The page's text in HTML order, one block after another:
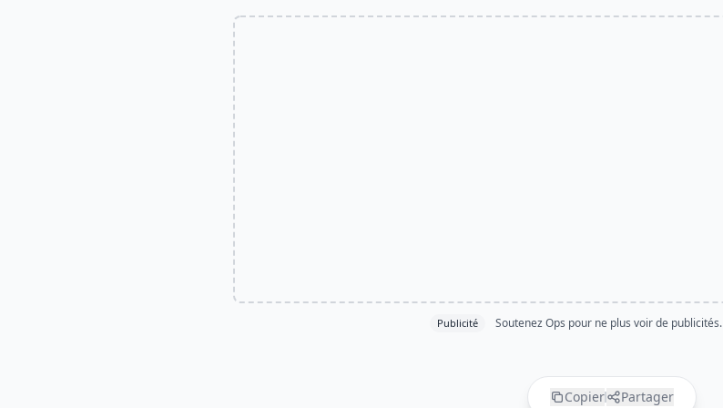
Publicité Soutenez Ops pour ne plus voir de publicités.
Copier Partager